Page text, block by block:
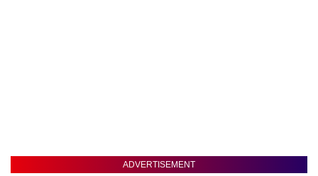
ADVERTISEMENT